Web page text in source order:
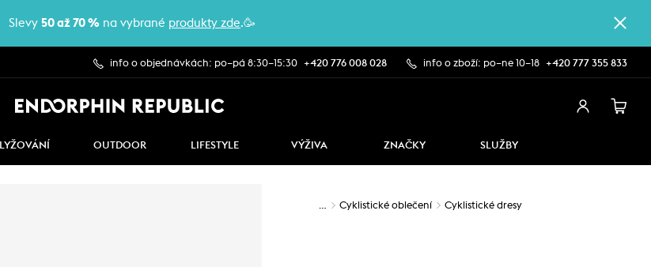
Slevy 50 až 70 % na vybrané produkty zde.🥳
info o objednávkách: po–pá 8:30–15:30 +420 776 008 028 info o zboží: po–ne 10–18 +420 777 355 833
LYŽOVÁNÍ OUTDOOR LIFESTYLE VÝŽIVA ZNAČKY SLUŽBY
… Cyklistické oblečení Cyklistické dresy